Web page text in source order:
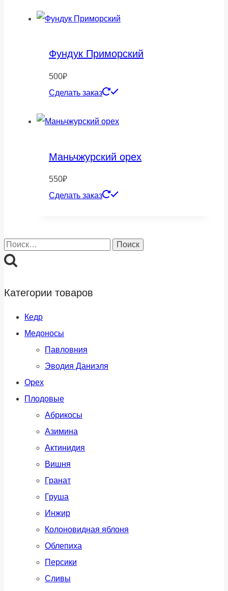
Фундук Приморский
500₽
Сделать заказ
Маньчжурский орех
550₽
Сделать заказ
Найти:
Категории товаров
Кедр
Медоносы
Павловния
Эводия Даниэля
Орех
Плодовые
Абрикосы
Азимина
Актинидия
Вишня
Гранат
Груша
Инжир
Колоновидная яблоня
Облепиха
Персики
Сливы